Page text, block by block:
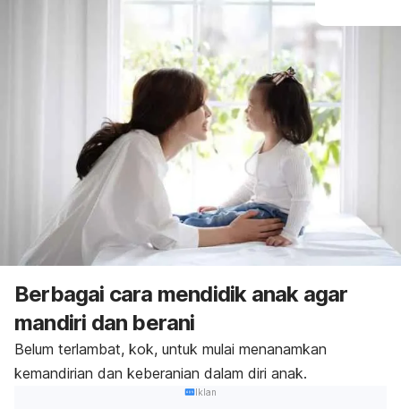
Berbagai cara mendidik anak agar
mandiri dan berani
Belum terlambat, kok, untuk mulai menanamkan
kemandirian dan keberanian dalam diri anak.
Iklan